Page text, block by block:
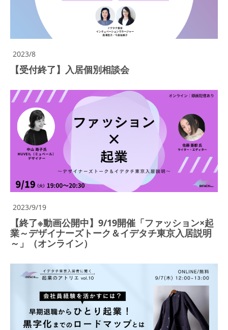
2023/8
【受付終了】入居個別相談会
2023/9/19
【終了※動画公開中】9/19開催「ファッション×起
業～デザイナーズトーク＆イデタチ東京入居説明
～」（オンライン）